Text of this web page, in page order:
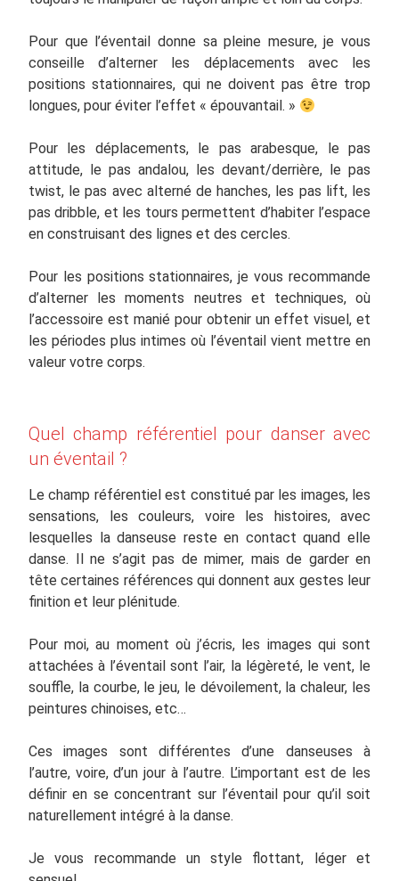
Pour que l’éventail donne sa pleine mesure, je vous
conseille d’alterner les déplacements avec les
positions stationnaires, qui ne doivent pas être trop
longues, pour éviter l’effet « épouvantail. »
Pour les déplacements, le pas arabesque, le pas
attitude, le pas andalou, les devant/derrière, le pas
twist, le pas avec alterné de hanches, les pas lift, les
pas dribble, et les tours permettent d’habiter l’espace
en construisant des lignes et des cercles.
Pour les positions stationnaires, je vous recommande
d’alterner les moments neutres et techniques, où
l’accessoire est manié pour obtenir un effet visuel, et
les périodes plus intimes où l’éventail vient mettre en
valeur votre corps.
Quel champ référentiel pour danser avec
un éventail ?
Le champ référentiel est constitué par les images, les
sensations, les couleurs, voire les histoires, avec
lesquelles la danseuse reste en contact quand elle
danse. Il ne s’agit pas de mimer, mais de garder en
tête certaines références qui donnent aux gestes leur
finition et leur plénitude.
Pour moi, au moment où j’écris, les images qui sont
attachées à l’éventail sont l’air, la légèreté, le vent, le
souffle, la courbe, le jeu, le dévoilement, la chaleur, les
peintures chinoises, etc…
Ces images sont différentes d’une danseuses à
l’autre, voire, d’un jour à l’autre. L’important est de les
définir en se concentrant sur l’éventail pour qu’il soit
naturellement intégré à la danse.
Je vous recommande un style flottant, léger et